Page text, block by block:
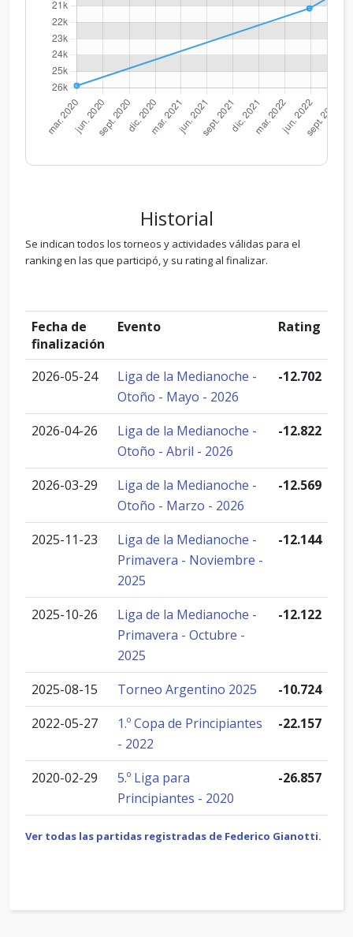
Historial
Se indican todos los torneos y actividades válidas para el
ranking en las que participó, y su rating al finalizar.
Fecha de
finalización
Evento Rating
2026-05-24
Liga de la Medianoche -
Otoño - Mayo - 2026
-12.702
2026-04-26
Liga de la Medianoche -
Otoño - Abril - 2026
-12.822
2026-03-29
Liga de la Medianoche -
Otoño - Marzo - 2026
-12.569
2025-11-23
Liga de la Medianoche -
Primavera - Noviembre -
2025
-12.144
2025-10-26
Liga de la Medianoche -
Primavera - Octubre -
2025
-12.122
2025-08-15 Torneo Argentino 2025
-10.724
2022-05-27
1.º Copa de Principiantes
- 2022
-22.157
2020-02-29
5.º Liga para
Principiantes - 2020
-26.857
Ver todas las partidas registradas de Federico Gianotti.